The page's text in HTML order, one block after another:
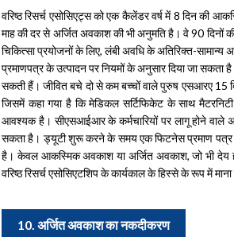
वरिष्ठ रिसर्च एसोसिएट्स को एक कैलेंडर वर्ष में 8 दिन की
माह की दर से अर्जित अवकाश की भी अनुमति है। वे 90
चिकित्सा प्रयोजनों के लिए, लंबी अवधि के अतिरिक्त-सामान्य
प्रमाणपत्र के उत्पादन पर नियमों के अनुसार दिया जा सकता
सकती हैं। जीवित बचे दो से कम बच्चों वाले पुरुष एसआरए 15
जिसमें कहा गया है कि मेडिकल सर्टिफिकेट के साथ
आवश्यक है। सीएसआईआर के कर्मचारियों पर लागू होने वाले
सकता है। ड्यूटी शुरू करने के समय एक फिटनेस प्रमाण पत्र
है। केवल आकस्मिक अवकाश या अर्जित अवकाश, जो भी देय
वरिष्ठ रिसर्च एसोसिएटशिप के कार्यकाल के हिस्से के रूप में
10. अर्जित अवकाश का नकदीकरण